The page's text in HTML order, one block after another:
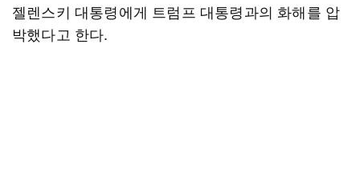
젤렌스키 대통령에게 트럼프 대통령과의 화해를 압
박했다고 한다.